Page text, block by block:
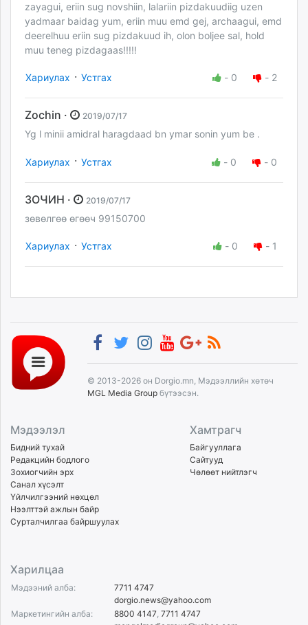
zayagui, eriin sug novshiin, lalariin pizdakuudiig uzen
yadmaar baidag yum, eriin muu emd gej, archaagui, emd
deerelhuu eriin sug pizdakuud ih, olon boljee sal, hold
muu teneg pizdagaas!!!!!
Хариулах · Устгах - 0 - 2
Zochin · 2019/07/17
Yg l minii amidral haragdaad bn ymar sonin yum be .
Хариулах · Устгах - 0 - 0
ЗОЧИН · 2019/07/17
зөвөлгөө өгөөч 99150700
Хариулах · Устгах - 0 - 1
© 2013-2026 он Dorgio.mn, Мэдээллийн хөтөч
MGL Media Group бүтээсэн.
Мэдээлэл
Бидний тухай
Редакцийн бодлого
Зохиогчийн эрх
Санал хүсэлт
Үйлчилгээний нөхцөл
Нээлттэй ажлын байр
Сурталчилгаа байршуулах
Хамтрагч
Байгууллага
Сайтууд
Чөлөөт нийтлэгч
Харилцаа
Мэдээний алба:
7711 4747
dorgio.news@yahoo.com
Маркетингийн алба:
8800 4147 7711 4747